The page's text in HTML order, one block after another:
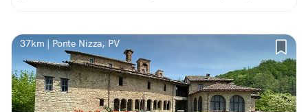
37km | Ponte Nizza, PV